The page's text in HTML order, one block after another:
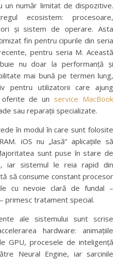
un număr limitat de dispozitive.
ecosistem: procesoare,
și sistem de operare. Asta
fin pentru cipurile din seria
pentru seria M. Această
nu doar la performanță și
mai bună pe termen lung,
pentru utilizatorii care ajung
de un service MacBook
sau reparații specializate.
în modul în care sunt folosite
iOS nu „lasă” aplicațiile să
sunt puse în stare de
iar sistemul le reia rapid din
să consume constant procesor
cu nevoie clară de fundal –
primesc tratament special.
ale sistemului sunt scrise
hardware: animațiile
GPU, procesele de inteligență
Neural Engine, iar sarcinile